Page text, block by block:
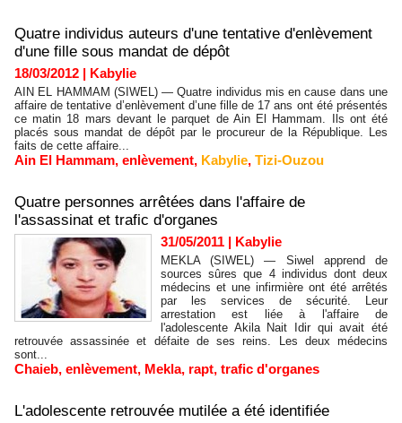
Quatre individus auteurs d'une tentative d'enlèvement
d'une fille sous mandat de dépôt
18/03/2012 | Kabylie
AIN EL HAMMAM (SIWEL) — Quatre individus mis en cause dans une
affaire de tentative d’enlèvement d’une fille de 17 ans ont été présentés
ce matin 18 mars devant le parquet de Ain El Hammam. Ils ont été
placés sous mandat de dépôt par le procureur de la République. Les
faits de cette affaire...
Ain El Hammam, enlèvement, Kabylie, Tizi-Ouzou
Quatre personnes arrêtées dans l'affaire de
l'assassinat et trafic d'organes
31/05/2011 | Kabylie
MEKLA (SIWEL) — Siwel apprend de
sources sûres que 4 individus dont deux
médecins et une infirmière ont été arrêtés
par les services de sécurité. Leur
arrestation est liée à l'affaire de
l'adolescente Akila Nait Idir qui avait été
retrouvée assassinée et défaite de ses reins. Les deux médecins
sont...
Chaieb, enlèvement, Mekla, rapt, trafic d'organes
L'adolescente retrouvée mutilée a été identifiée